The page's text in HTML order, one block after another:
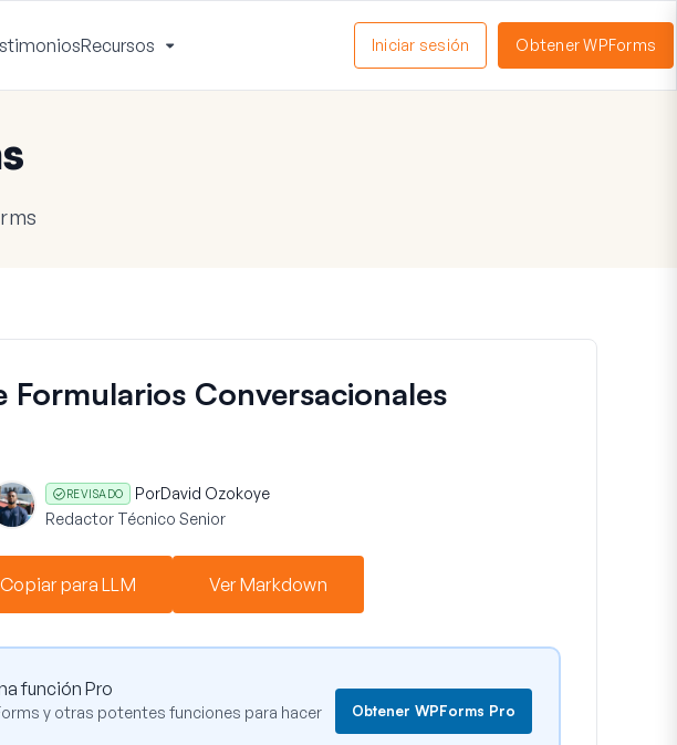
Recursos
menú
Iniciar sesión Obtener WPForms
Conversacionales
REVISADO PorDavid Ozokoye
Redactor Técnico Senior
Copiar para LLM Ver Markdown
función Pro
y otras potentes funciones para hacer
Obtener WPForms Pro